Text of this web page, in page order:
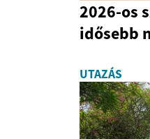
2026-os
idősebb
UTAZÁS